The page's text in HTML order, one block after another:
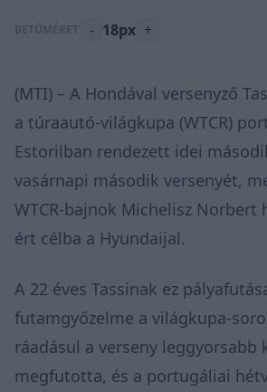
BETŰMÉRET: - 18px +
(MTI) – A Hondával versenyző
a túraautó-világkupa (WTCR)
Estorilban rendezett idei
vasárnapi második versenyét,
WTCR-bajnok Michelisz Norbert
ért célba a Hyundaijal.
A 22 éves Tassinak ez
futamgyőzelme a világkupa-
ráadásul a verseny leggyorsabb
megfutotta, és a portugáliai